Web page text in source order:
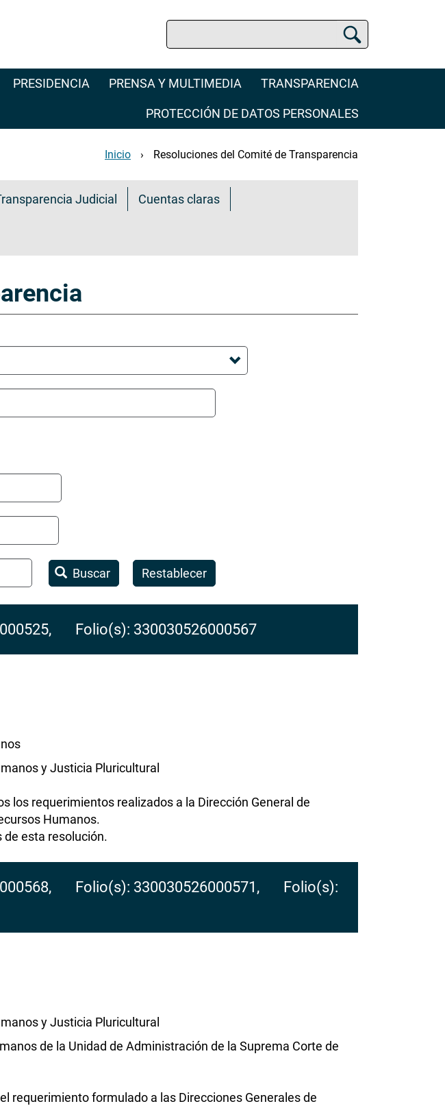
PRESIDENCIA PRENSA Y MULTIMEDIA TRANSPARENCIA
PROTECCIÓN DE DATOS PERSONALES
Inicio Resoluciones del Comité de Transparencia
Judicial Cuentas claras
Buscar Restablecer
Folio(s): 330030526000567
y Justicia Pluricultural
los requerimientos realizados a la Dirección General de
Humanos.
de esta resolución.
Folio(s): 330030526000571, Folio(s):
y Justicia Pluricultural
de la Unidad de Administración de la Suprema Corte de
requerimiento formulado a las Direcciones Generales de